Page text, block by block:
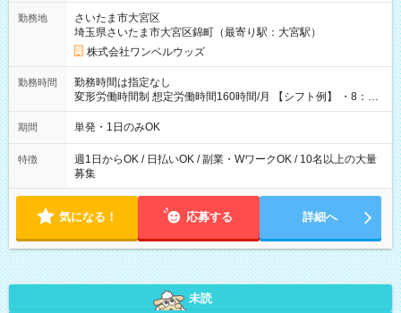
勤務地
さいたま市大宮区
埼玉県さいたま市大宮区錦町（最寄り駅：大宮駅）
株式会社ワンベルウッズ
勤務時間
勤務時間は指定なし
変形労働時間制 想定労働時間160時間/月 【シフト例】 ・8：00
～21：00
期間 単発・1日のみOK
特徴
週1日からOK / 日払いOK / 副業・WワークOK / 10名以上の大量
募集
気になる！ 応募する 詳細へ
未読